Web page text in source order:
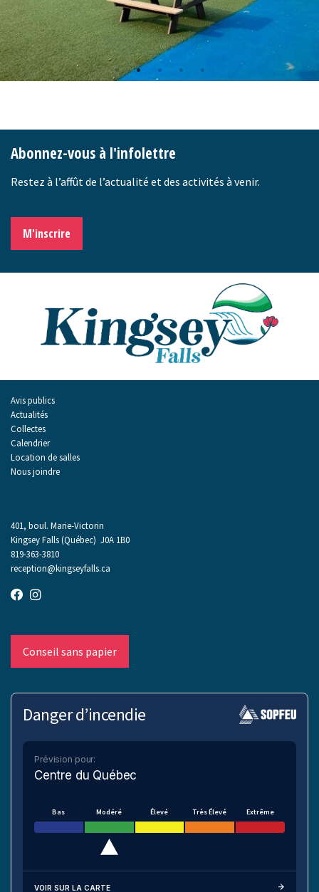
Abonnez-vous à l'infolettre
Restez à l’affût de l’actualité et des activités à venir.
M'inscrire
Avis publics
Actualités
Collectes
Calendrier
Location de salles
Nous joindre
401, boul. Marie-Victorin
Kingsey Falls (Québec) J0A 1B0
819-363-3810
reception@kingseyfalls.ca
Conseil sans papier
Danger d’incendie
Prévision pour:
Centre du Québec
Bas Modéré Élevé Très Élevé Extrême
VOIR SUR LA CARTE